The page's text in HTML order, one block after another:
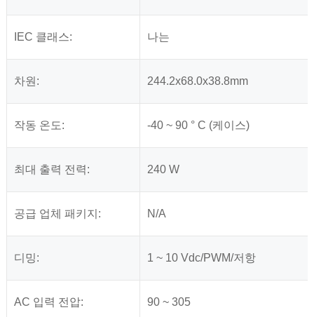
IEC 클래스: 나는
차원: 244.2x68.0x38.8mm
작동 온도: -40 ~ 90 ° C (케이스)
최대 출력 전력: 240 W
공급 업체 패키지: N/A
디밍: 1 ~ 10 Vdc/PWM/저항
AC 입력 전압: 90 ~ 305